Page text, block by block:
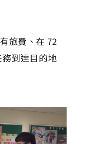
旅費、在 72
到達目的地